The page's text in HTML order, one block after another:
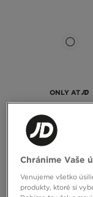
ONLY AT
ADIDAS TRIČKO
CASUAL WEAR
35,00 €
Chránime Vaše
Venujeme všetko
produkty, ktoré si